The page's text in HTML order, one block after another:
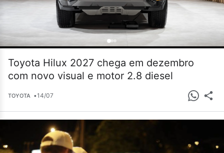
Toyota Hilux 2027 chega em dezembro
com novo visual e motor 2.8 diesel
TOYOTA •14/07